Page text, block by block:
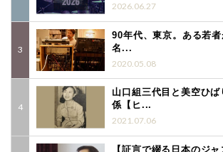
2026.06.27
90年代、東京。ある若
名...
2020.05.08
山口組三代目と美空ひ
係【ヒ...
2021.07.06
【証言で綴る日本のジ